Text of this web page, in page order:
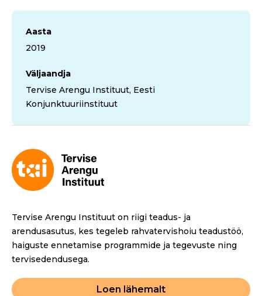
Aasta
2019
Väljaandja
Tervise Arengu Instituut, Eesti
Konjunktuuriinstituut
Tervise Arengu Instituut on riigi teadus- ja
arendusasutus, kes tegeleb rahvatervishoiu teadustöö,
haiguste ennetamise programmide ja tegevuste ning
tervisedendusega.
Loen lähemalt